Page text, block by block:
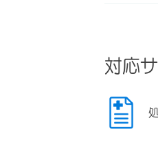
対応